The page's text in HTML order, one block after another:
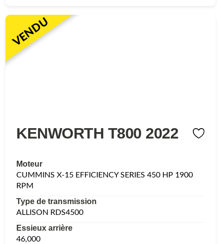
VENDU
KENWORTH T800 2022
Moteur
CUMMINS X-15 EFFICIENCY SERIES 450 HP 1900
RPM
Type de transmission
ALLISON RDS4500
Essieux arrière
46,000